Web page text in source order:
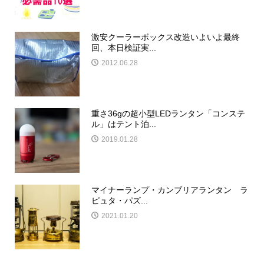
激安クーラーボックス改造いよいよ最終
回、本日検証実...
2012.06.28
重さ36gの超小型LEDランタン「コンステ
ル」はテント泊...
2019.01.28
マイナーランプ・カンブリアランタン ラ
ピュタ・パズ...
2021.01.20